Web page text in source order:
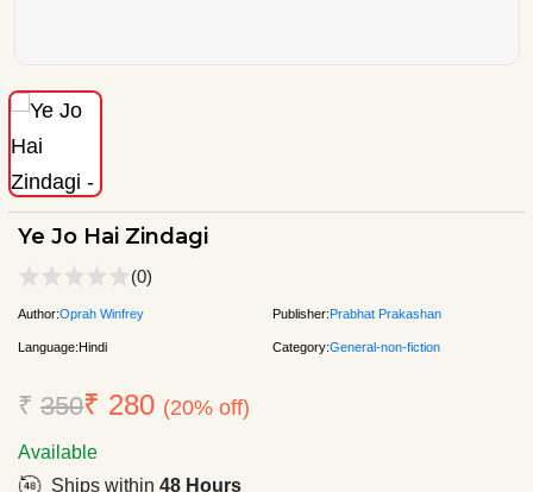
Ye Jo Hai Zindagi
(0)
Author:Oprah Winfrey Publisher:Prabhat Prakashan
Language:Hindi Category:General-non-fiction
₹ 350₹ 280 (20% off)
Available
Ships within 48 Hours